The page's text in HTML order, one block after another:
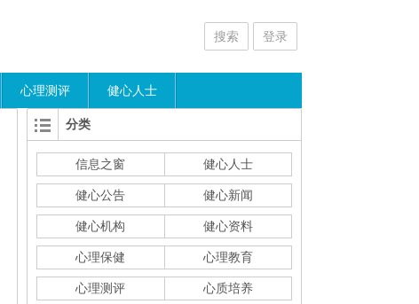
搜索 登录
心理测评 健心人士
分类
信息之窗 健心人士
健心公告 健心新闻
健心机构 健心资料
心理保健 心理教育
心理测评 心质培养